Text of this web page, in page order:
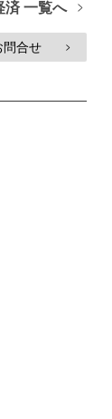
済 一覧へ >
問合せ >